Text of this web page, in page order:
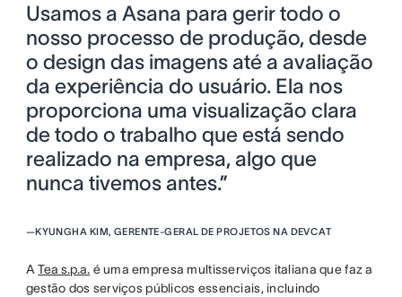
Usamos a Asana para gerir todo o
nosso processo de produção, desde
o design das imagens até a avaliação
da experiência do usuário. Ela nos
proporciona uma visualização clara
de todo o trabalho que está sendo
realizado na empresa, algo que
nunca tivemos antes.”
—KYUNGHA KIM, GERENTE-GERAL DE PROJETOS NA DEVCAT
ATea s.p.a. é uma empresa multisserviços italiana que faz a
gestão dos serviços públicos essenciais, incluindo